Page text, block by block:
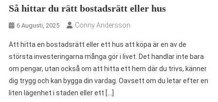
Så hittar du rätt bostadsrätt eller hus
6 Augusti, 2025 Conny Andersson
Att hitta en bostadsrätt eller ett hus att köpa är en av de
största investeringarna många gör i livet. Det handlar inte bara
om pengar, utan också om att hitta ett hem där du trivs, känner
dig trygg och kan bygga din vardag. Oavsett om du letar efter en
liten lägenhet i staden eller ett […]